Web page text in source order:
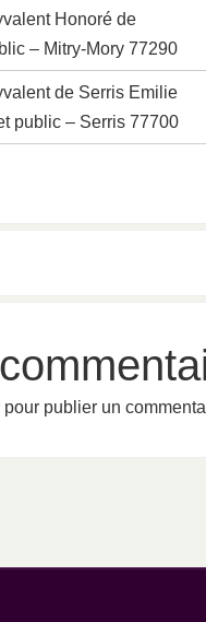
Honoré de
– Mitry-Mory 77290
de Serris Emilie
public – Serris 77700
pour publier un